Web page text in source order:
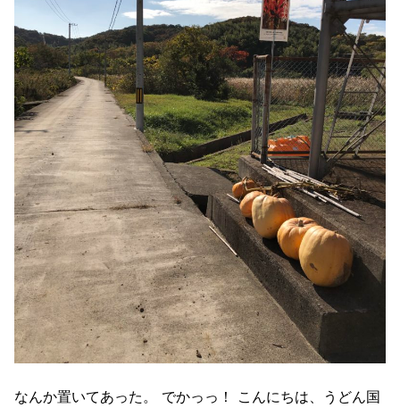
なんか置いてあった。 でかっっ！ こんにちは、うどん国